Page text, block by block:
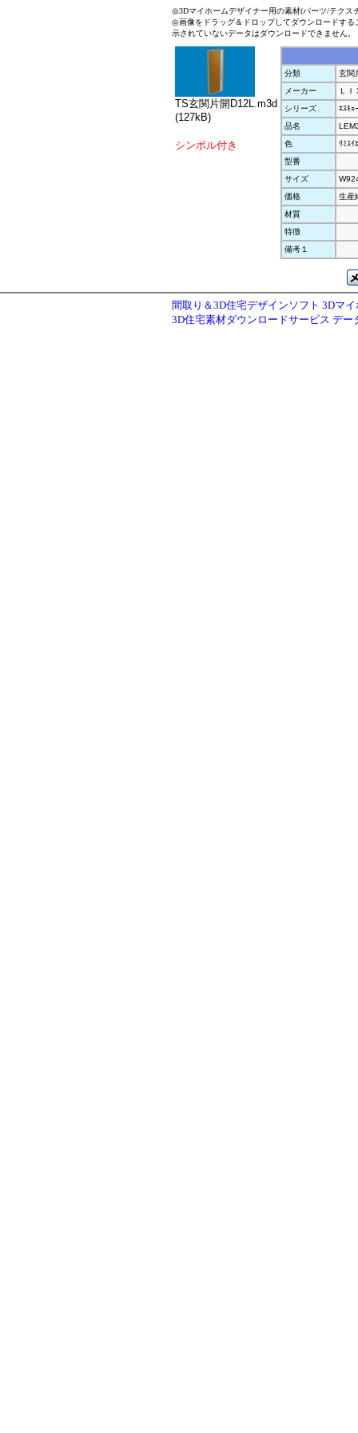
◎3Dマイホームデザイナー用の素材(パーツ/テクス
◎画像をドラッグ＆ドロップしてダウンロードす
示されていないデータはダウンロードできません。
TS玄関片開D12L.m3d
(127kB)
シンボル付き
分類
玄関
メーカー
ＬＩ
シリーズ
ｴｽｷｭ
品名
色
ﾘﾐｽｲ
型番
サイズ
価格
生産
材質
特徴
備考１
間取り＆3D住宅デザインソフト 3Dマ
3D住宅素材ダウンロードサービス デー